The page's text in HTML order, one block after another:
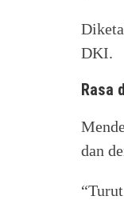
DKI.
Rasa
dan